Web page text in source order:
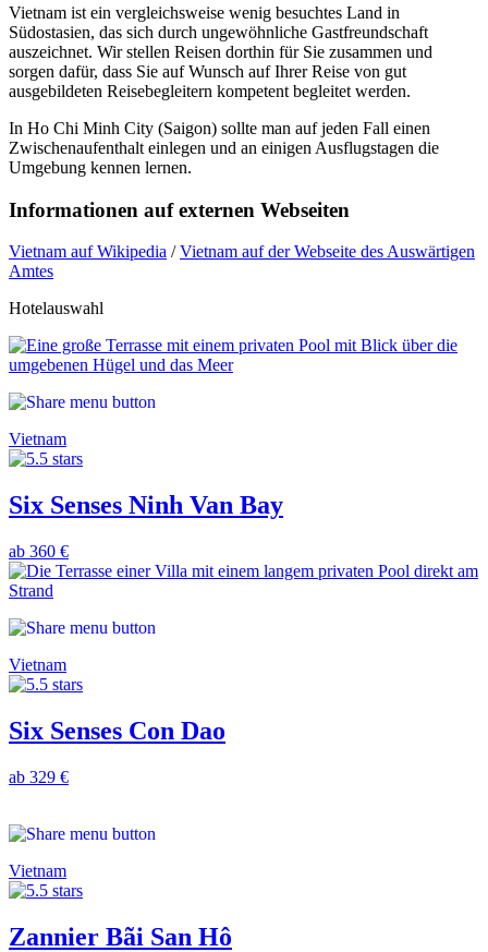
Vietnam ist ein vergleichsweise wenig besuchtes Land in
Südostasien, das sich durch ungewöhnliche Gastfreundschaft
auszeichnet. Wir stellen Reisen dorthin für Sie zusammen und
sorgen dafür, dass Sie auf Wunsch auf Ihrer Reise von gut
ausgebildeten Reisebegleitern kompetent begleitet werden.
In Ho Chi Minh City (Saigon) sollte man auf jeden Fall einen
Zwischenaufenthalt einlegen und an einigen Ausflugstagen die
Umgebung kennen lernen.
Informationen auf externen Webseiten
Vietnam auf Wikipedia /Vietnam auf der Webseite des Auswärtigen
Amtes
Hotelauswahl
Vietnam
Six Senses Ninh Van Bay
ab 360 €
Vietnam
Six Senses Con Dao
ab 329 €
Vietnam
Zannier Bãi San Hô